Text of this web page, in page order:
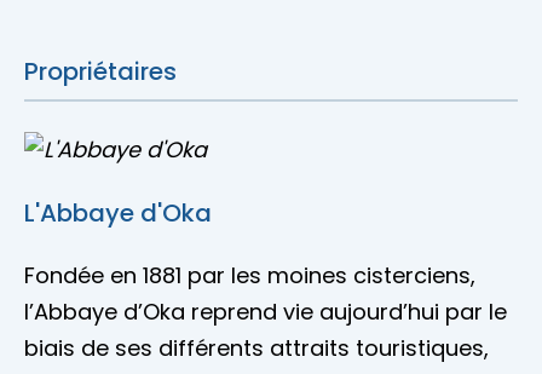
Propriétaires
L'Abbaye d'Oka
Fondée en 1881 par les moines cisterciens,
l’Abbaye d’Oka reprend vie aujourd’hui par le
biais de ses différents attraits touristiques,